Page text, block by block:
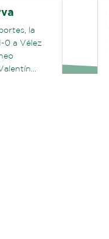
la
0 a Vélez